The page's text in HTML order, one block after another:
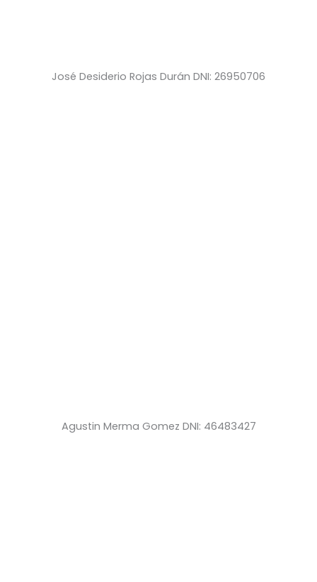
José Desiderio Rojas Durán DNI: 26950706
Agustin Merma Gomez DNI: 46483427